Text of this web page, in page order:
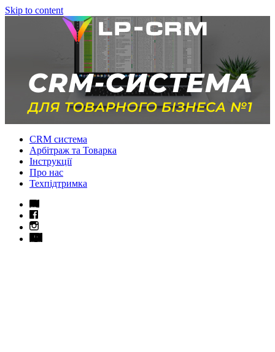
Skip to content
CRM система
Арбітраж та Товарка
Інструкції
Про нас
Техпідтримка